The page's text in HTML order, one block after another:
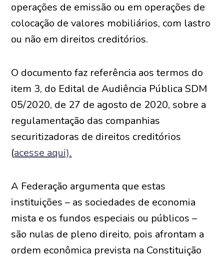
operações de emissão ou em operações de
colocação de valores mobiliários, com lastro
ou não em direitos creditórios.
O documento faz referência aos termos do
item 3, do Edital de Audiência Pública SDM
05/2020, de 27 de agosto de 2020, sobre a
regulamentação das companhias
securitizadoras de direitos creditórios
(acesse aqui).
A Federação argumenta que estas
instituições – as sociedades de economia
mista e os fundos especiais ou públicos –
são nulas de pleno direito, pois afrontam a
ordem econômica prevista na Constituição